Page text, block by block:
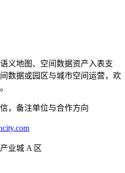
义地图、空间数据资产入表支
数据或园区与城市空间运营，欢
，备注单位与合作方向
业城 A 区